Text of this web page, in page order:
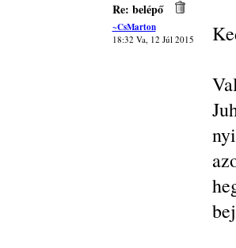
Re: belépő
~CsMarton
18:32 Va, 12 Júl 2015